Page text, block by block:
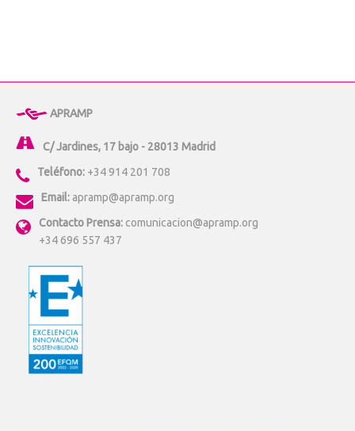
APRAMP
C/ Jardines, 17 bajo - 28013 Madrid
Teléfono: +34 914 201 708
Email: apramp@apramp.org
Contacto Prensa: comunicacion@apramp.org
+34 696 557 437